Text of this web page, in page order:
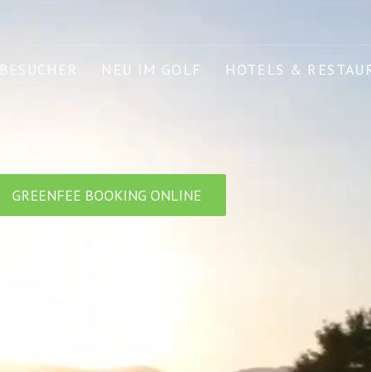
BESUCHER NEU IM GOLF HOTELS &
GREENFEE BOOKING ONLINE